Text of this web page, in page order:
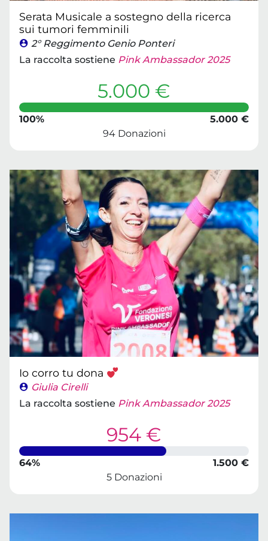
Serata Musicale a sostegno della ricerca
sui tumori femminili
2° Reggimento Genio Ponteri
La raccolta sostiene Pink Ambassador 2025
5.000 €
100%
5.000 €
94 Donazioni
Io corro tu dona
Giulia Cirelli
La raccolta sostiene Pink Ambassador 2025
954 €
64%
1.500 €
5 Donazioni